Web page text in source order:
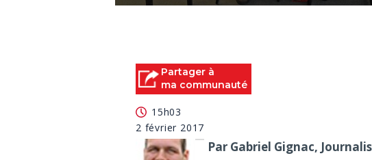
secondsVolume
Partager à
ma communauté
15h03
2 février 2017
Par Gabriel Gignac,